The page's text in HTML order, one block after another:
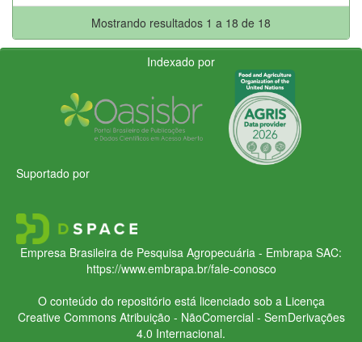
Mostrando resultados 1 a 18 de 18
Indexado por
Suportado por
Empresa Brasileira de Pesquisa Agropecuária - Embrapa SAC:
https://www.embrapa.br/fale-conosco
O conteúdo do repositório está licenciado sob a Licença
Creative CommonsAtribuição - NãoComercial - SemDerivações
4.0 Internacional.